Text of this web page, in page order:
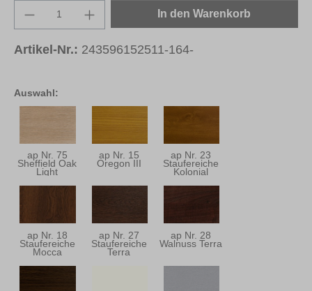
Auswahl:
ap Nr. 75
Sheffield Oak
Light
ap Nr. 15
Oregon III
ap Nr. 23
Staufereiche
Kolonial
ap Nr. 18
Staufereiche
Mocca
ap Nr. 27
Staufereiche
Terra
ap Nr. 28
Walnuss Terra
Produkt Anzahl: Gib den gewünschten
In den Warenkorb
Artikel-Nr.: 243596152511-164-